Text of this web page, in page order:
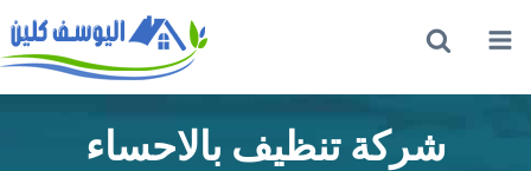
القائمة
شركة تنظيف بالاحساء